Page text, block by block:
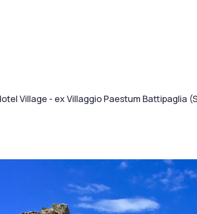
Village - ex Villaggio Paestum Battipaglia